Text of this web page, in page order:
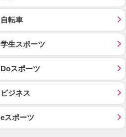
自転車
学生スポーツ
Doスポーツ
ビジネス
eスポーツ